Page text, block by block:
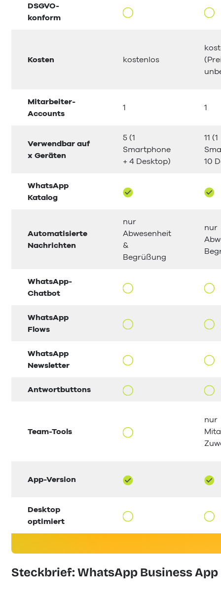
DSGVO-
konform
Kosten kostenlos
Mitarbeiter-
Accounts
1 1
Verwendbar auf
x Geräten
5 (1
Smartphone
+ 4 Desktop)
11 (1
10
WhatsApp
Katalog
Automatisierte
Nachrichten
nur
Abwesenheit
&
Begrüßung
nur
WhatsApp-
Chatbot
WhatsApp
Flows
WhatsApp
Newsletter
Antwortbuttons
Team-Tools
nur
App-Version
Desktop
optimiert
Steckbrief: WhatsApp Business App